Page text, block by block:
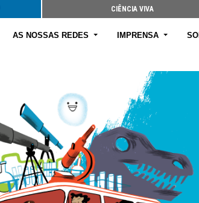
CIÊNCIA VIVA
AS NOSSAS REDES IMPRENSA